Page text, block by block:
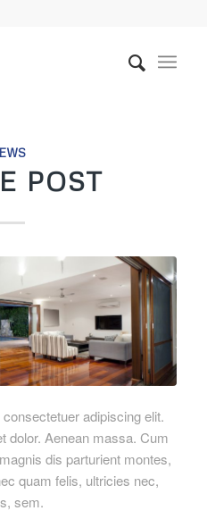
POST
adipiscing elit.
dolor. Aenean massa. Cum
dis parturient montes,
quam felis, ultricies nec,
sem.